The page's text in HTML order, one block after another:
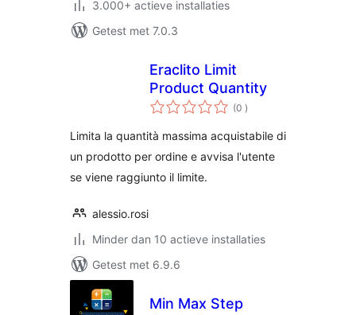
3.000+ actieve installaties
Getest met 7.0.3
Eraclito Limit
Product Quantity
(0 aantal
beoordelingen
)
Limita la quantità massima acquistabile di
un prodotto per ordine e avvisa l'utente
se viene raggiunto il limite.
alessio.rosi
Minder dan 10 actieve installaties
Getest met 6.9.6
Min Max Step